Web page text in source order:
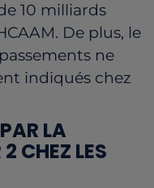
10 milliards
De plus, le
ne
indiqués chez
LA
CHEZ LES